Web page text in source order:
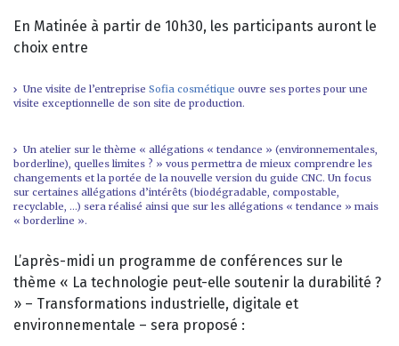
En Matinée à partir de 10h30, les participants auront le
choix entre
Une visite de l’entreprise Sofia cosmétique ouvre ses portes pour une
visite exceptionnelle de son site de production.
Un atelier sur le thème « allégations « tendance » (environnementales,
borderline), quelles limites ? » vous permettra de mieux comprendre les
changements et la portée de la nouvelle version du guide CNC. Un focus
sur certaines allégations d’intérêts (biodégradable, compostable,
recyclable, …) sera réalisé ainsi que sur les allégations « tendance » mais
« borderline ».
L’après-midi un programme de conférences sur le
thème « La technologie peut-elle soutenir la durabilité ?
» – Transformations industrielle, digitale et
environnementale – sera proposé :